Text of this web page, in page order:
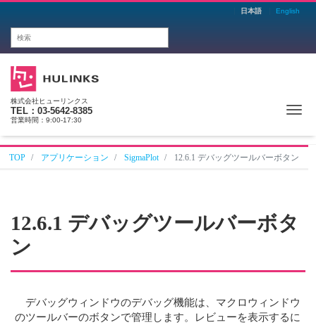
日本語 English
株式会社ヒューリンクス
TEL：03-5642-8385
営業時間：9:00-17:30
TOP アプリケーション SigmaPlot 12.6.1 デバッグツールバーボタン
12.6.1 デバッグツールバーボタ
ン
デバッグウィンドウのデバッグ機能は、マクロウィンドウ
のツールバーのボタンで管理します。レビューを表示するに